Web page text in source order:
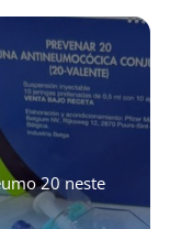
20 neste